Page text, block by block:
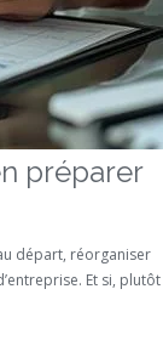
préparer
départ, réorganiser
Et si, plutôt